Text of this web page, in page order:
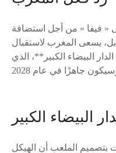
« فيفا » من أجل استضافة
2030**. بالمقابل، يسعى المغرب لاستقبال
البيضاء الكبير**، الذي
البيضاء الكبير
بتصميم الملعب أن الهيكل